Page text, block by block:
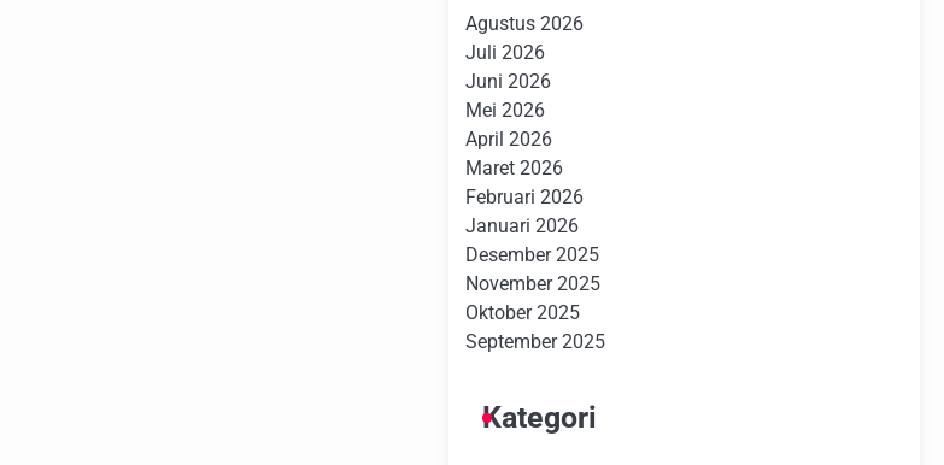
Agustus 2026
Juli 2026
Juni 2026
Mei 2026
April 2026
Maret 2026
Februari 2026
Januari 2026
Desember 2025
November 2025
Oktober 2025
September 2025
Kategori